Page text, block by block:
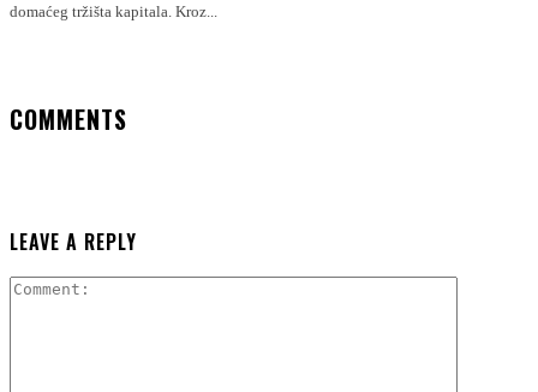
domaćeg tržišta kapitala. Kroz...
COMMENTS
LEAVE A REPLY